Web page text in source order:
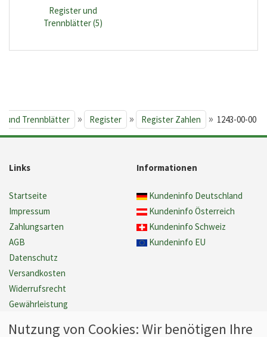
Register und
Trennblätter (5)
und Trennblätter » Register » Register Zahlen » 1243-00-00
Links
Startseite
Impressum
Zahlungsarten
AGB
Datenschutz
Versandkosten
Widerrufsrecht
Gewährleistung
Informationen
Kundeninfo Deutschland
Kundeninfo Österreich
Kundeninfo Schweiz
Kundeninfo EU
Nutzung von Cookies: Wir benötigen Ihre